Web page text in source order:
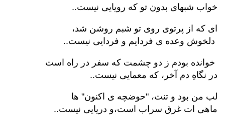
خواب شبهای بدون تو که رویایی نیست..
ای که از پرتوی روی تو شبم روشن شد،
دلخوش وعده ی فردایم و فردایی نیست..
خوانده بودم ز دو چشمت که سفر در راه است
در نگاهِ دم آخر، که معمایی نیست..
لب من بود و تنت، "حوضچه ی اکنون" ها
ماهی ات غرق سراب است،و دریایی نیست..